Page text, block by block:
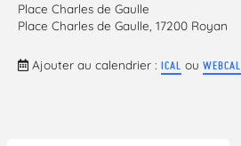
Place Charles de Gaulle
Place Charles de Gaulle, 17200 Royan
Ajouter au calendrier : ICAL ou WEBCAL